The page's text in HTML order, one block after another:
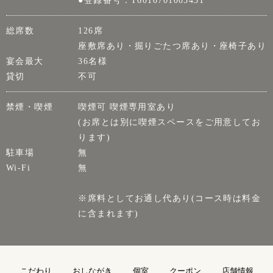
総席数
126席
座敷席あり・掘りごたつ席あり・座椅子あり
宴会最大
36名様
貸切
不可
禁煙・喫煙
喫煙可 喫煙専用室あり
(お席とは別に喫煙スペースをご用意してお
ります)
駐車場
無
Wi-Fi
無
※席料としてお通し代あり(コース時は料金
に含まれます)
こだわり おしながき 個室 クーポン 店舗情報